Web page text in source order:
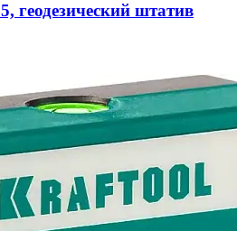
геодезический штатив